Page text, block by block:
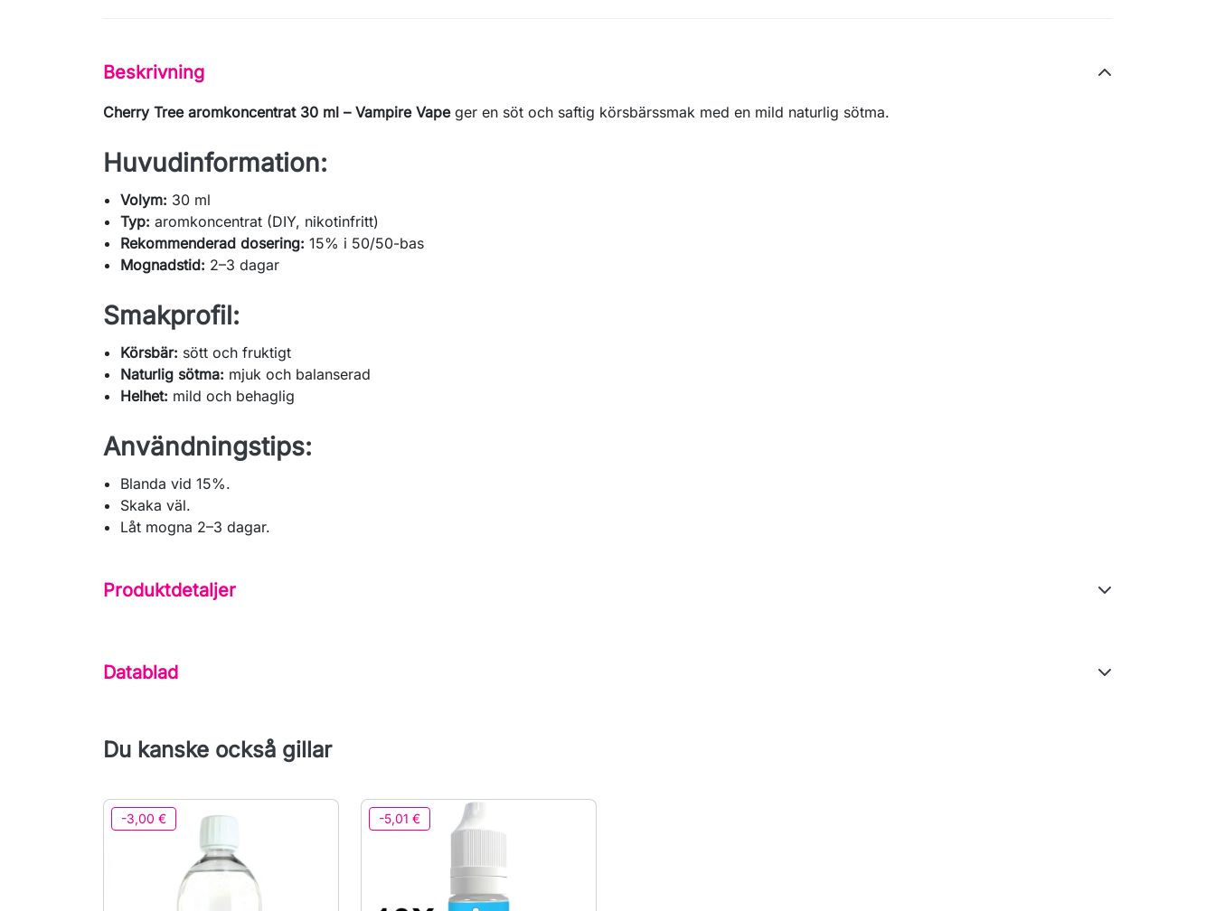
Beskrivning
Cherry Tree aromkoncentrat 30 ml – Vampire Vapeger en söt och saftig körsbärssmak med en mild naturlig sötma.
Huvudinformation:
Volym: 30 ml
Typ: aromkoncentrat (DIY, nikotinfritt)
Rekommenderad dosering: 15% i 50/50-bas
Mognadstid: 2–3 dagar
Smakprofil:
Körsbär: sött och fruktigt
Naturlig sötma: mjuk och balanserad
Helhet: mild och behaglig
Användningstips:
Blanda vid 15%.
Skaka väl.
Låt mogna 2–3 dagar.
Produktdetaljer
Datablad
Du kanske också gillar
-3,00 € -5,01 €